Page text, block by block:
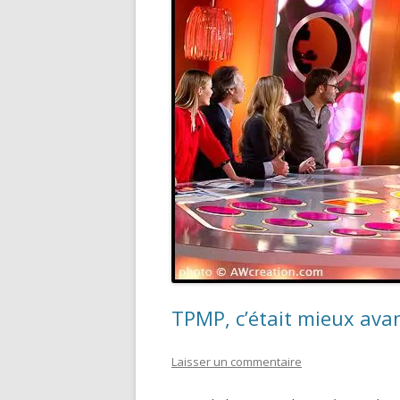
TPMP, c’était mieux
Laisser un commentaire